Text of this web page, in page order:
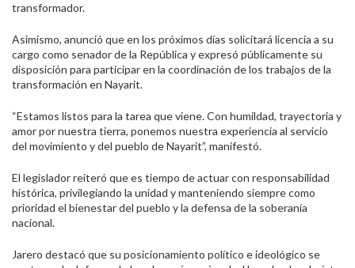
transformador.
Asimismo, anunció que en los próximos días solicitará licencia a su
cargo como senador de la República y expresó públicamente su
disposición para participar en la coordinación de los trabajos de la
transformación en Nayarit.
“Estamos listos para la tarea que viene. Con humildad, trayectoria y
amor por nuestra tierra, ponemos nuestra experiencia al servicio
del movimiento y del pueblo de Nayarit”, manifestó.
El legislador reiteró que es tiempo de actuar con responsabilidad
histórica, privilegiando la unidad y manteniendo siempre como
prioridad el bienestar del pueblo y la defensa de la soberanía
nacional.
Jarero destacó que su posicionamiento político e ideológico se